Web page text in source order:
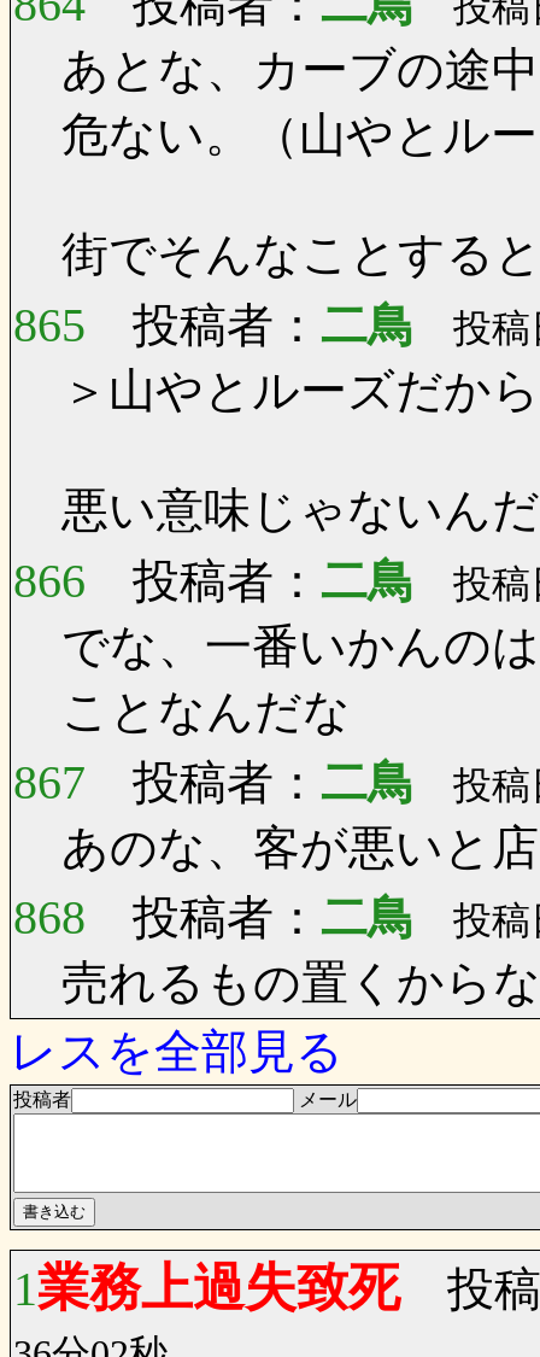
あとな、カーブの途
危ない。（山やとル
街でそんなことする
865 投稿者： 二鳥 投稿
＞山やとルーズだか
悪い意味じゃないん
866 投稿者： 二鳥 投稿
でな、一番いかんの
ことなんだな
867 投稿者： 二鳥 投稿
あのな、客が悪いと
868 投稿者： 二鳥 投稿
売れるもの置くから
レスを全部見る
投稿者 メール
1業務上過失致死投稿